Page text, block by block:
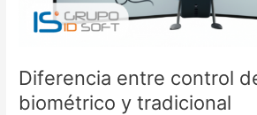
Diferencia entre control
biométrico y tradicional
tradicional